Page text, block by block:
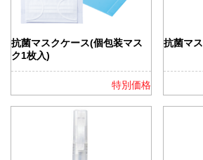
抗菌マスクケース(個包装マス
ク1枚入)
特別価格
抗菌マ